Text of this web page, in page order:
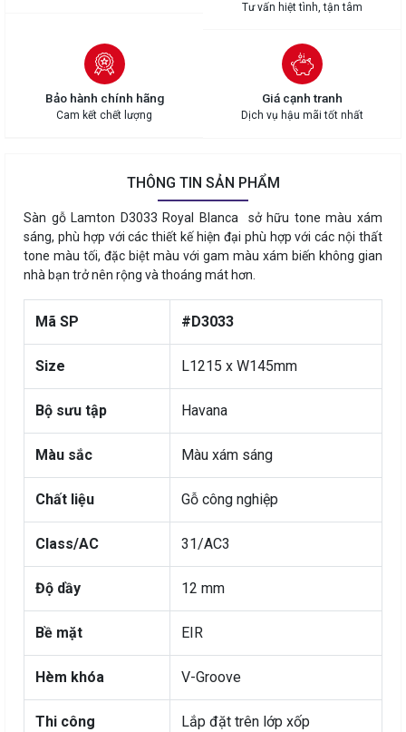
Tư vấn hiệt tình, tận tâm
Bảo hành chính hãng
Cam kết chết lượng
Giá cạnh tranh
Dịch vụ hậu mãi tốt nhất
THÔNG TIN SẢN PHẨM
Sàn gỗ Lamton D3033 Royal Blanca sở hữu tone màu xám
sáng, phù hợp với các thiết kế hiện đại phù hợp với các nội thất
tone màu tối, đặc biệt màu với gam màu xám biến không gian
nhà bạn trở nên rộng và thoáng mát hơn.
Mã SP #D3033
Size L1215 x W145mm
Bộ sưu tập Havana
Màu sắc Màu xám sáng
Chất liệu Gỗ công nghiệp
Class/AC 31/AC3
Độ dầy 12 mm
Bề mặt EIR
Hèm khóa V-Groove
Thi công Lắp đặt trên lớp xốp